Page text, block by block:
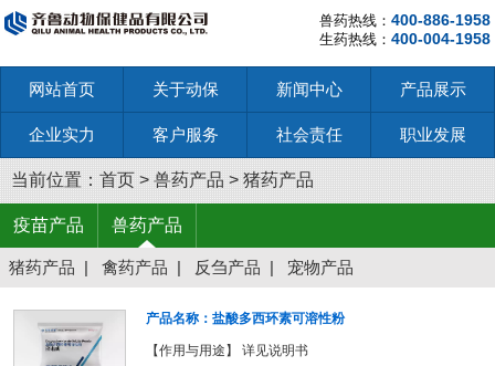
兽药热线： 400-886-1958
生药热线： 400-004-1958
网站首页 关于动保 新闻中心 产品展示
企业实力 客户服务 社会责任 职业发展
当前位置： 首页 > 兽药产品 > 猪药产品
疫苗产品 兽药产品
猪药产品 | 禽药产品 | 反刍产品 | 宠物产品
产品名称：盐酸多西环素可溶性粉
【作用与用途】 详见说明书